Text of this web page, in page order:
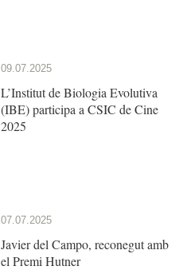
09.07.2025
L’Institut de Biologia Evolutiva
(IBE) participa a CSIC de Cine
2025
07.07.2025
Javier del Campo, reconegut amb
el Premi Hutner